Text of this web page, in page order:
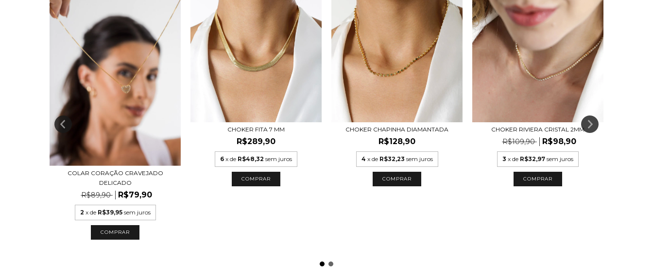
COLAR CORAÇÃO CRAVEJADO
DELICADO
R$89,90 R$79,90
2 x de R$39,95 sem juros
COMPRAR
CHOKER FITA 7 MM
R$289,90
6 x de R$48,32 sem juros
COMPRAR
CHOKER CHAPINHA DIAMANTADA
R$128,90
4 x de R$32,23 sem juros
COMPRAR
CHOKER RIVIERA CRISTAL 2MM
R$109,90 R$98,90
3 x de R$32,97 sem juros
COMPRAR